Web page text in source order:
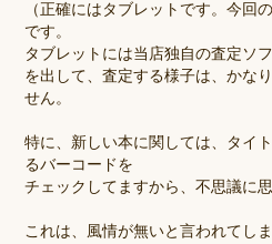
（正確にはタブレットです。今回
です。
タブレットには当店独自の査定ソ
を出して、査定する様子は、かな
せん。
特に、新しい本に関しては、タイ
るバーコードを
チェックしてますから、不思議に
これは、風情が無いと言われてし